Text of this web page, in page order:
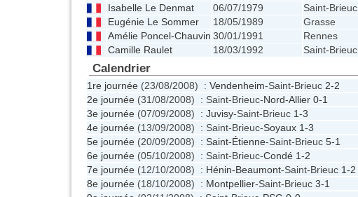
Isabelle Le Denmat
06/07/1979 Saint-Brieuc
Eugénie Le Sommer
18/05/1989 Grasse
Amélie Poncel-Chauvin 30/01/1991 Rennes
Camille Raulet
18/03/1992 Saint-Brieuc
Calendrier
1re journée (23/08/2008) : Vendenheim-Saint-Brieuc 2-2
2e journée (31/08/2008) : Saint-Brieuc-Nord-Allier 0-1
3e journée (07/09/2008) : Juvisy-Saint-Brieuc 1-3
4e journée (13/09/2008) : Saint-Brieuc-Soyaux 1-3
5e journée (20/09/2008) : Saint-Étienne-Saint-Brieuc 5-1
6e journée (05/10/2008) : Saint-Brieuc-Condé 1-2
7e journée (12/10/2008) : Hénin-Beaumont-Saint-Brieuc 1-2
8e journée (18/10/2008) : Montpellier-Saint-Brieuc 3-1